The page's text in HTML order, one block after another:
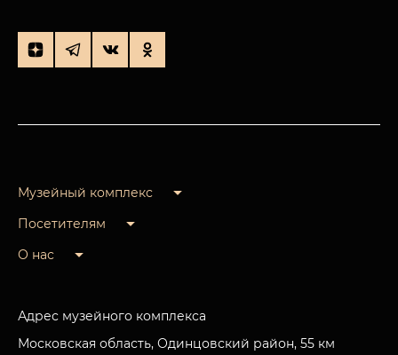
Музейный комплекс
Посетителям
О нас
Адрес музейного комплекса
Московская область, Одинцовский район, 55 км